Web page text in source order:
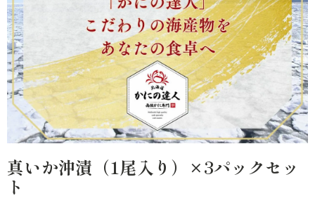
真いか沖漬（1尾入り）×3パックセッ
ト